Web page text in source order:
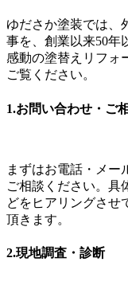
ゆださか塗装では、
事を、創業以来50年
感動の塗替えリフォ
ご覧ください。
1.お問い合わせ・ご
まずはお電話・メー
ご相談ください。具
どをヒアリングさせ
頂きます。
2.現地調査・診断